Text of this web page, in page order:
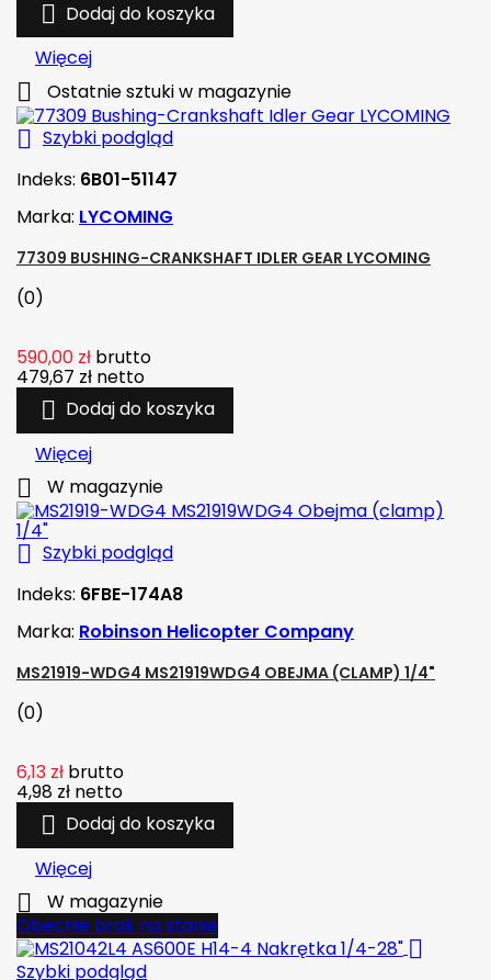
 Dodaj do koszyka
Więcej
 Ostatnie sztuki w magazynie
 Szybki podgląd
Indeks: 6B01-51147
Marka: LYCOMING
77309 BUSHING-CRANKSHAFT IDLER GEAR LYCOMING
(0)
590,00 zł brutto
479,67 zł netto
 Dodaj do koszyka
Więcej
 W magazynie
 Szybki podgląd
Indeks: 6FBE-174A8
Marka: Robinson Helicopter Company
MS21919-WDG4 MS21919WDG4 OBEJMA (CLAMP) 1/4"
(0)
6,13 zł brutto
4,98 zł netto
 Dodaj do koszyka
Więcej

W magazynie
Obecnie brak na stanie

Szybki podgląd